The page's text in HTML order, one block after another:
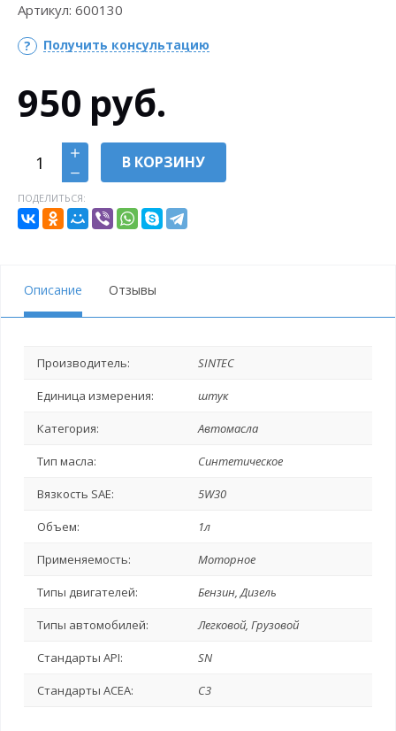
Артикул: 600130
Получить консультацию
950 руб.
В КОРЗИНУ
ПОДЕЛИТЬСЯ:
Описание Отзывы
Производитель: SINTEC
Единица измерения: штук
Категория: Автомасла
Тип масла: Синтетическое
Вязкость SAE: 5W30
Объем: 1л
Применяемость: Моторное
Типы двигателей: Бензин, Дизель
Типы автомобилей: Легковой, Грузовой
Стандарты API: SN
Стандарты ACEA: C3